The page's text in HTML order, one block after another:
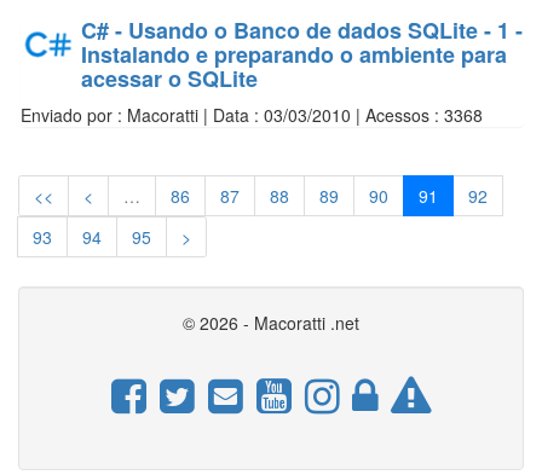
C# - Usando o Banco de dados SQLite - 1 -
Instalando e preparando o ambiente para
acessar o SQLite
Enviado por : Macoratti | Data : 03/03/2010 | Acessos : 3368
<< < … 86 87 88 89 90 91
92
93
94 95 >
© 2026 - Macoratti .net